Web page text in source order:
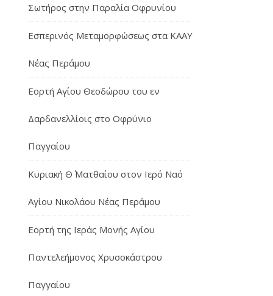
Σωτήρος στην Παραλία Οφρυνίου
Εσπερινός Μεταμορφώσεως στα ΚΑΑΥ
Νέας Περάμου
Εορτή Αγίου Θεοδώρου του εν
Δαρδανελλίοις στο Οφρύνιο
Παγγαίου
Κυριακή Θ΄ Ματθαίου στον Ιερό Ναό
Αγίου Νικολάου Νέας Περάμου
Εορτή της Ιεράς Μονής Αγίου
Παντελεήμονος Χρυσοκάστρου
Παγγαίου